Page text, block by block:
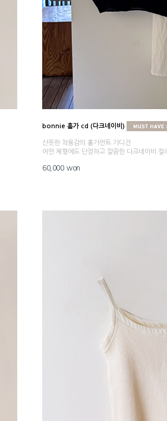
bonnie 홀가 cd (다크네이비)
산뜻한 착용감의 홀가먼트 가디건
어떤 체형에도 단정하고 깔끔한 다크네이비 컬
60,000 won